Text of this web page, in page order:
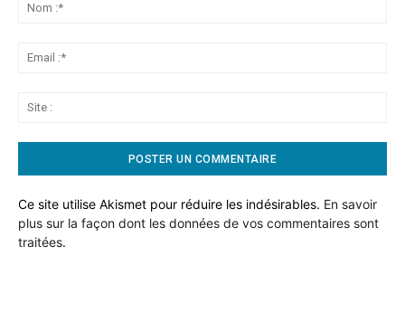
Ce site utilise Akismet pour réduire les indésirables. En savoir
plus sur la façon dont les données de vos commentaires sont
traitées.